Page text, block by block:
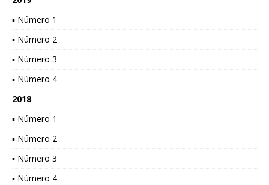
▪ Número 1
▪ Número 2
▪ Número 3
▪ Número 4
2018
▪ Número 1
▪ Número 2
▪ Número 3
▪ Número 4